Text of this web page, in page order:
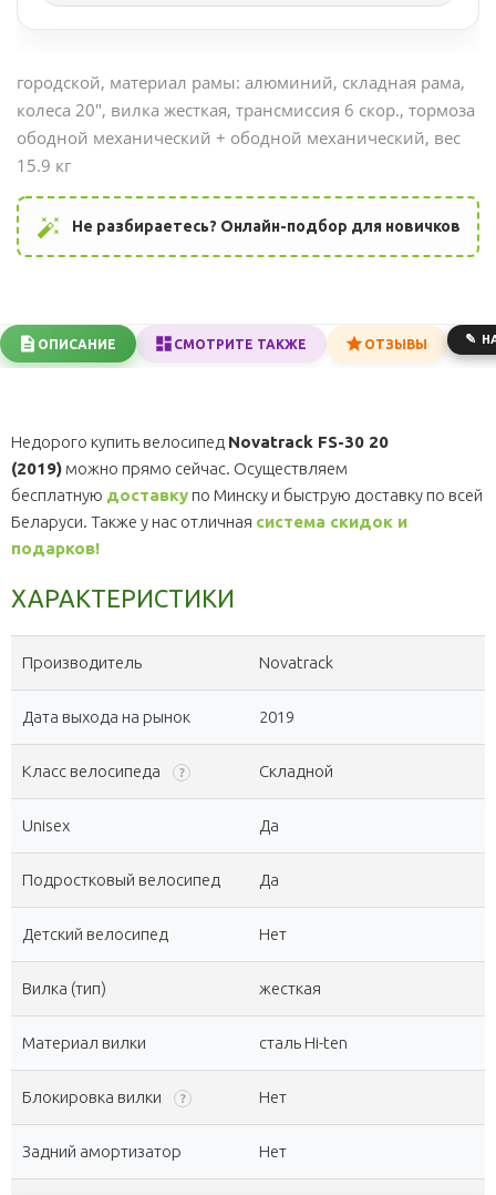
городской, материал рамы: алюминий, складная рама,
колеса 20", вилка жесткая, трансмиссия 6 скор., тормоза
ободной механический + ободной механический, вес
15.9 кг
auto_fix_high Не разбираетесь? Онлайн-подбор для новичков
ОПИСАНИЕ СМОТРИТЕ ТАКЖЕ ОТЗЫВЫ
Недорого купить велосипед Novatrack FS-30 20
(2019) можно прямо сейчас. Осуществляем
бесплатную доставку по Минску и быструю доставку по всей
Беларуси. Также у нас отличная система скидок и
подарков!
ХАРАКТЕРИСТИКИ
Производитель Novatrack
Дата выхода на рынок 2019
Класс велосипеда ? Складной
Unisex Да
Подростковый велосипед Да
Детский велосипед Нет
Вилка (тип) жесткая
Материал вилки сталь Hi-ten
Блокировка вилки ? Нет
Задний амортизатор Нет